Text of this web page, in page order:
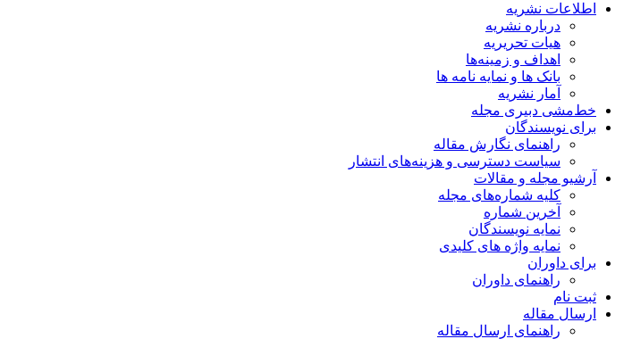
اطلاعات نشریه
درباره نشریه
هیات تحریریه
اهداف و زمینه‌ها
بانک ها و نمایه نامه ها
آمار نشریه
خط‌مشی دبیری مجله
برای نویسندگان
راهنمای نگارش مقاله
سیاست دسترسی و هزینه‌های انتشار
آرشیو مجله و مقالات
کلیه شماره‌های مجله
آخرین شماره
نمایه نویسندگان
نمایه واژه های کلیدی
برای داوران
راهنمای داوران
ثبت نام
ارسال مقاله
راهنمای ارسال مقاله